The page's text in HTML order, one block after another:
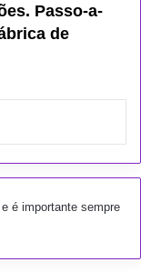
Passo-a-
de
é importante sempre